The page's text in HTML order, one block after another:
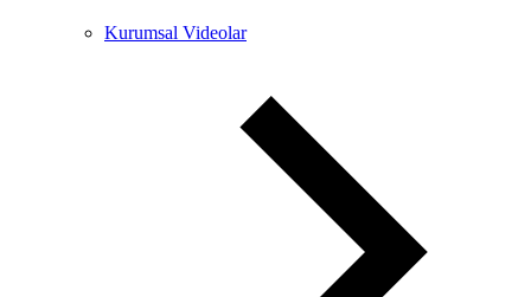
Kurumsal Videolar